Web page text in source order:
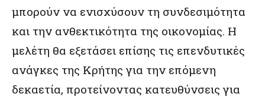
μπορούν να ενισχύσουν τη συνδεσιμότητα
και την ανθεκτικότητα της οικονομίας. Η
μελέτη θα εξετάσει επίσης τις επενδυτικές
ανάγκες της Κρήτης για την επόμενη
δεκαετία, προτείνοντας κατευθύνσεις για